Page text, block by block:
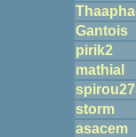
Gantois
pirik2
mathial
storm
asacem